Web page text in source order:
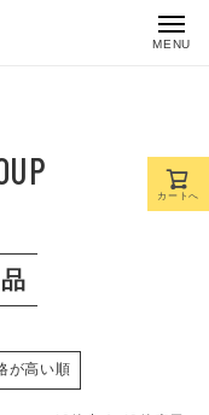
MENU
が高い順
カートへ